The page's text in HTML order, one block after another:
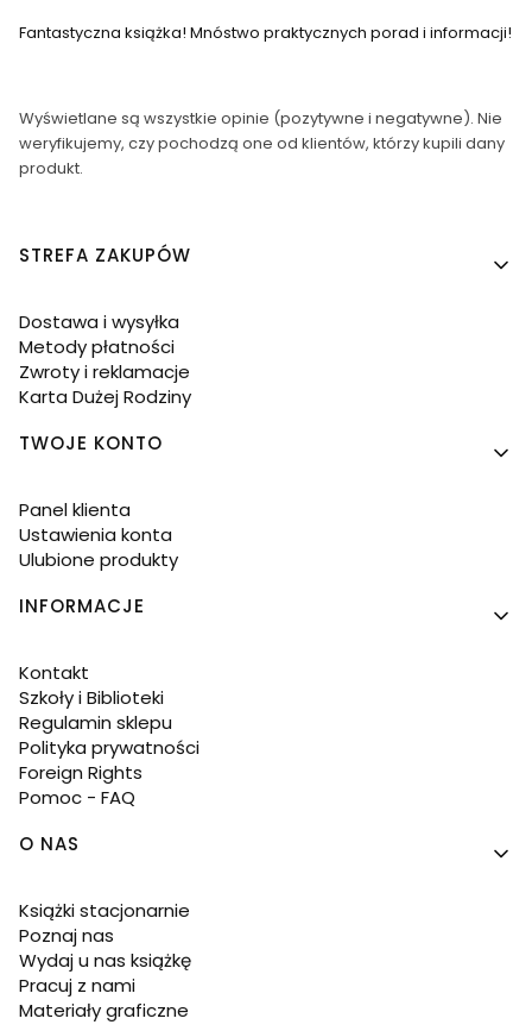
Fantastyczna książka! Mnóstwo praktycznych porad i informacji!
Wyświetlane są wszystkie opinie (pozytywne i negatywne). Nie
weryfikujemy, czy pochodzą one od klientów, którzy kupili dany
produkt.
Linki w stopce
STREFA ZAKUPÓW
Dostawa i wysyłka
Metody płatności
Zwroty i reklamacje
Karta Dużej Rodziny
TWOJE KONTO
Panel klienta
Ustawienia konta
Ulubione produkty
INFORMACJE
Kontakt
Szkoły i Biblioteki
Regulamin sklepu
Polityka prywatności
Foreign Rights
Pomoc - FAQ
O NAS
Książki stacjonarnie
Poznaj nas
Wydaj u nas książkę
Pracuj z nami
Materiały graficzne